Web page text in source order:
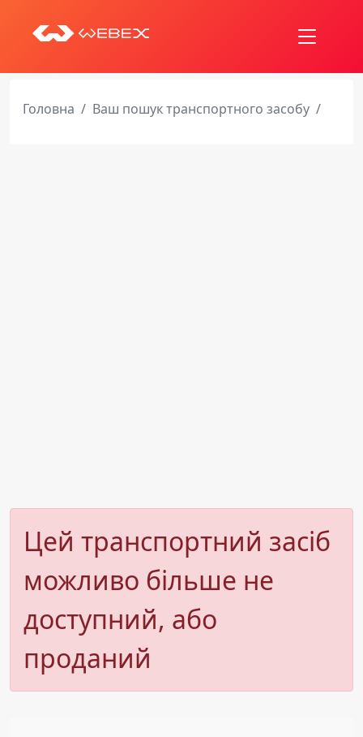
Головна Ваш пошук транспортного засобу
Цей транспортний засіб
можливо більше не
доступний, або
проданий